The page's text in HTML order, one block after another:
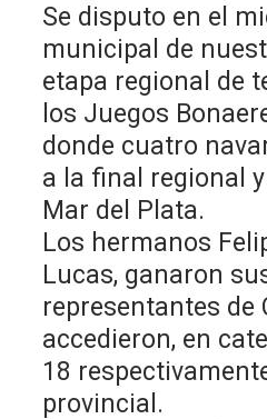
Se disputo en el
municipal de
etapa regional de
los Juegos
donde cuatro
a la final regional
Mar del Plata.
Los hermanos
Lucas, ganaron
representantes de
accedieron, en
18
provincial.